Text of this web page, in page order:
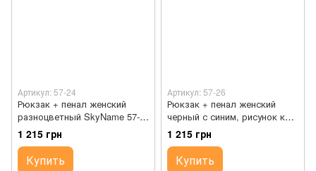
Артикул: 57-24
Рюкзак + пенал женский
разноцветный SkyName 57-
24
1 215 грн
Купить
Артикул: 57-26
Рюкзак + пенал женский
черный с синим, рисунок кот
SkyName 57-26
1 215 грн
Купить